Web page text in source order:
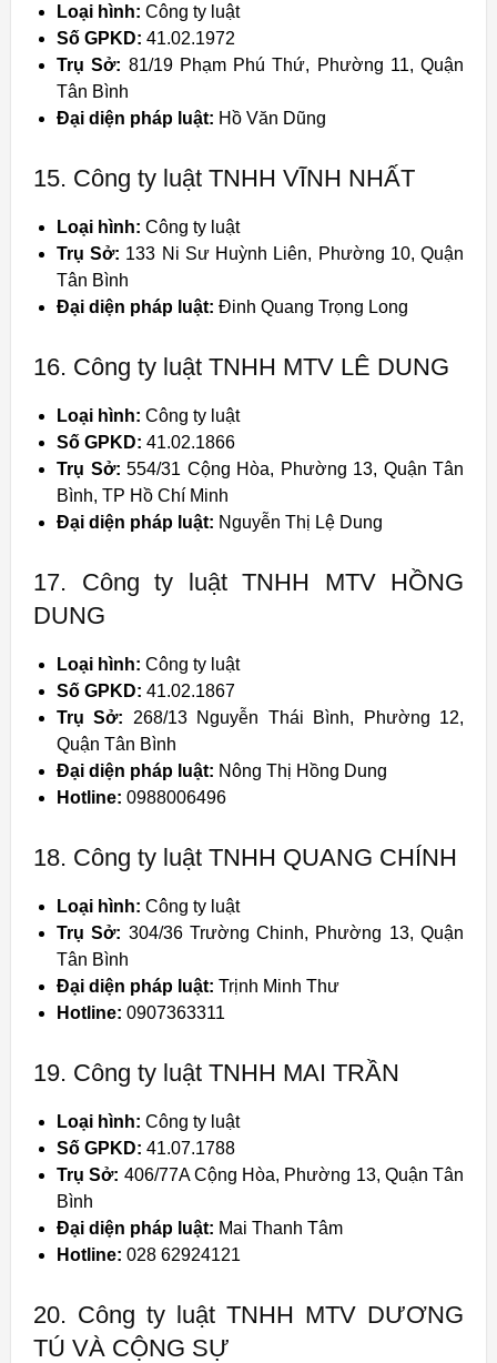
Loại hình: Công ty luật
Số GPKD: 41.02.1972
Trụ Sở: 81/19 Phạm Phú Thứ, Phường 11, Quận
Tân Bình
Đại diện pháp luật: Hồ Văn Dũng
15. Công ty luật TNHH VĨNH NHẤT
Loại hình: Công ty luật
Trụ Sở: 133 Ni Sư Huỳnh Liên, Phường 10, Quận
Tân Bình
Đại diện pháp luật: Đinh Quang Trọng Long
16. Công ty luật TNHH MTV LÊ DUNG
Loại hình: Công ty luật
Số GPKD: 41.02.1866
Trụ Sở: 554/31 Cộng Hòa, Phường 13, Quận Tân
Bình, TP Hồ Chí Minh
Đại diện pháp luật: Nguyễn Thị Lệ Dung
17. Công ty luật TNHH MTV HỒNG
DUNG
Loại hình: Công ty luật
Số GPKD: 41.02.1867
Trụ Sở: 268/13 Nguyễn Thái Bình, Phường 12,
Quận Tân Bình
Đại diện pháp luật: Nông Thị Hồng Dung
Hotline: 0988006496
18. Công ty luật TNHH QUANG CHÍNH
Loại hình: Công ty luật
Trụ Sở: 304/36 Trường Chinh, Phường 13, Quận
Tân Bình
Đại diện pháp luật: Trịnh Minh Thư
Hotline: 0907363311
19. Công ty luật TNHH MAI TRẦN
Loại hình: Công ty luật
Số GPKD: 41.07.1788
Trụ Sở: 406/77A Cộng Hòa, Phường 13, Quận Tân
Bình
Đại diện pháp luật: Mai Thanh Tâm
Hotline: 028 62924121
20. Công ty luật TNHH MTV DƯƠNG
TÚ VÀ CỘNG SỰ